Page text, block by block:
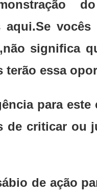
significa
terão essa
para este
de criticar ou
de ação